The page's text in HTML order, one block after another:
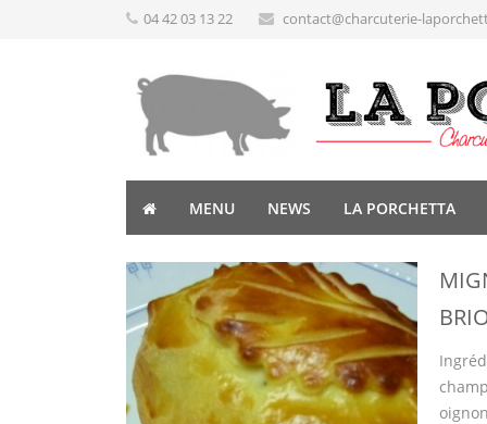
04 42 03 13 22 contact@charcuterie-
MENU NEWS LA PORCHETTA